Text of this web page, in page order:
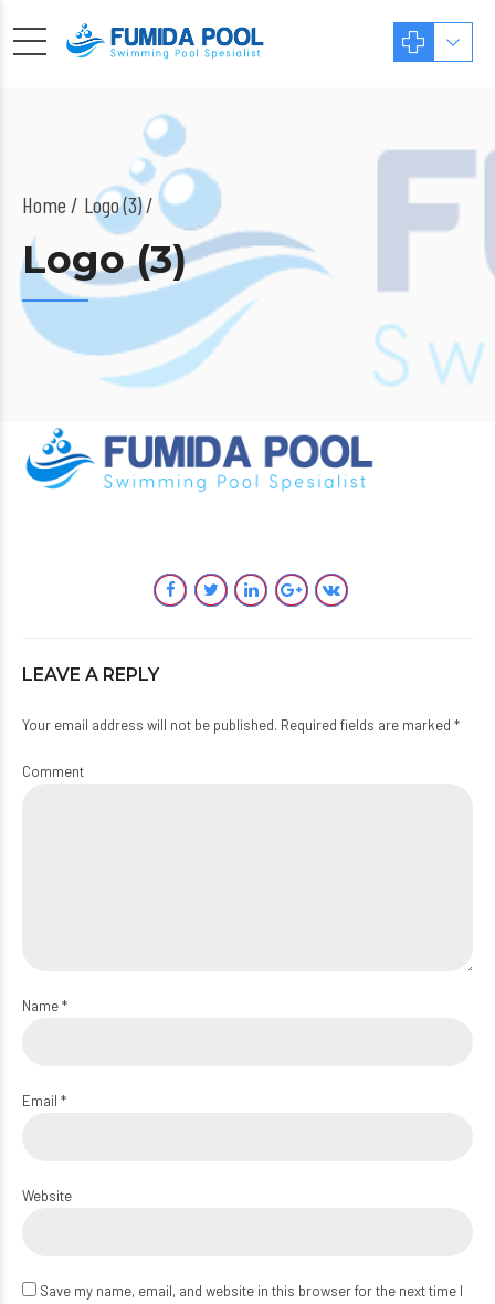
Home Logo (3) /
Logo (3)
LEAVE A REPLY
Your email address will not be published. Required fields are marked *
Comment
Name *
Email *
Website
Save my name, email, and website in this browser for the next time I